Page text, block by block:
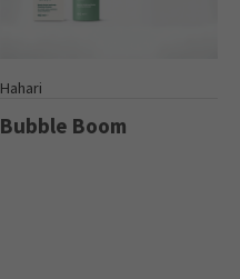
Hahari
Bubble Boom